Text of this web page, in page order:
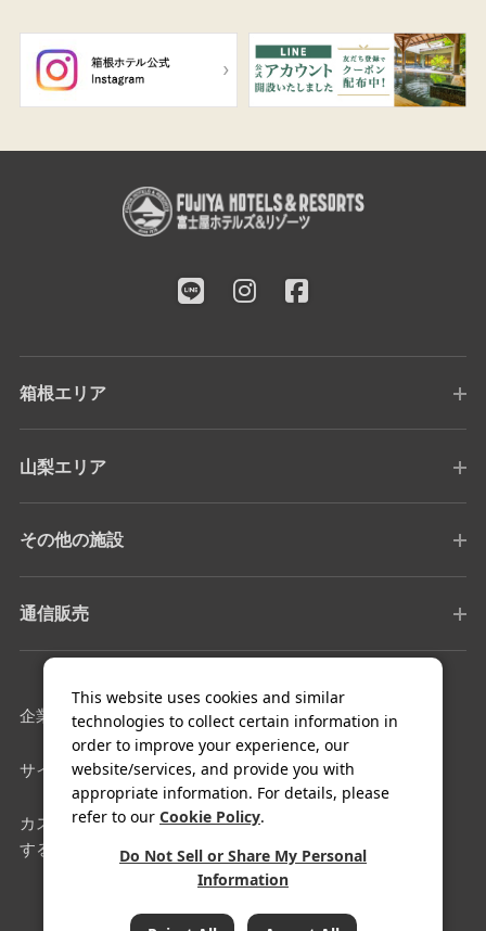
箱根エリア
山梨エリア
その他の施設
通信販売
企業情報 採用情報
サイトマップ 利用規約
カスタマーハラスメントに対
する基本方針
クッキー設定
COPYRIGHT© FUJIYA HOTEL Co.,Ltd. All Rights Reserved.
This website uses cookies and similar
technologies to collect certain information in
order to improve your experience, our
website/services, and provide you with
appropriate information. For details, please
refer to our Cookie Policy.
Do Not Sell or Share My Personal
Information